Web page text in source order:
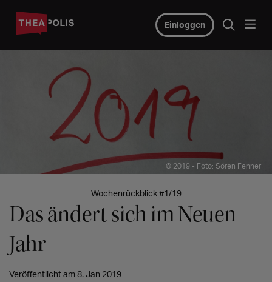
Einloggen
© 2019 - Foto: Sören Fenner
Wochenrückblick #1/19
Das ändert sich im Neuen
Jahr
Veröffentlicht am 8. Jan 2019